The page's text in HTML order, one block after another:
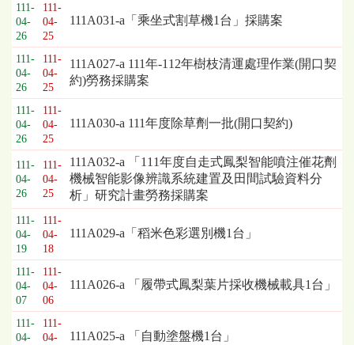
項
111-
04-
26
111-
04-
25
111A031-a「乘坐式割草機1台」採購案
111-
04-
26
111-
04-
25
111A027-a 111年-112年樹枝清運處理作業(開口契
約)勞務採購案
111-
04-
26
111-
04-
25
111A030-a 111年度除草劑一批(開口契約)
111-
04-
26
111-
04-
25
111A032-a 「111年度自走式鳳梨智能噴注催花劑
機械智能影像辨識系統建置及田間試驗資料分
析」研究計畫勞務採購案
111-
04-
19
111-
04-
18
111A029-a「稻米色彩選別機1台」
111-
04-
07
111-
04-
06
111A026-a 「履帶式鳳梨葉片採收機械載具1台」
111-
04-
111-
04-
111A025-a 「自動塗盤機1台」